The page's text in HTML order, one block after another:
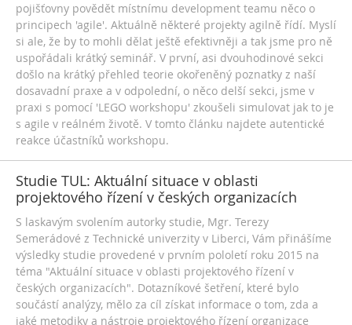
pojišťovny povědět místnímu development teamu něco o
principech 'agile'. Aktuálně některé projekty agilně řídí. Myslí
si ale, že by to mohli dělat ještě efektivněji a tak jsme pro ně
uspořádali krátký seminář. V první, asi dvouhodinové sekci
došlo na krátký přehled teorie okořeněný poznatky z naší
dosavadní praxe a v odpolední, o něco delší sekci, jsme v
praxi s pomocí 'LEGO workshopu' zkoušeli simulovat jak to je
s agile v reálném životě. V tomto článku najdete autentické
reakce účastníků workshopu.
Studie TUL: Aktuální situace v oblasti
projektového řízení v českých organizacích
S laskavým svolením autorky studie, Mgr. Terezy
Semerádové z Technické univerzity v Liberci, Vám přinášíme
výsledky studie provedené v prvním pololetí roku 2015 na
téma "Aktuální situace v oblasti projektového řízení v
českých organizacích". Dotazníkové šetření, které bylo
součástí analýzy, mělo za cíl získat informace o tom, zda a
jaké metodiky a nástroje projektového řízení organizace